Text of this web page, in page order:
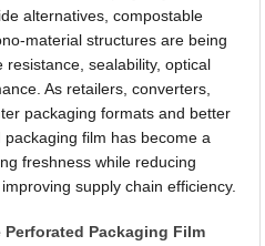
alternatives, compostable
material structures are being
sealability, optical
As retailers, converters,
packaging formats and better
film has become a
freshness while reducing
supply chain efficiency.
Packaging Film